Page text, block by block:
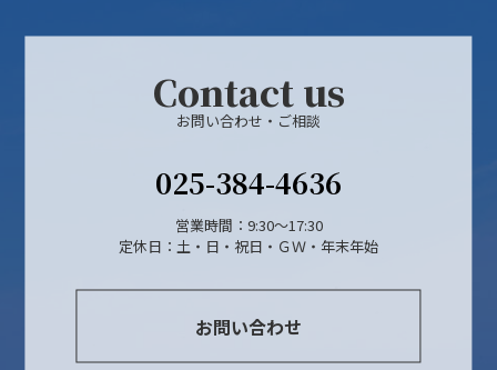
Contact us
お問い合わせ・ご相談
025-384-4636
営業時間：9:30～17:30
定休日：土・日・祝日・ＧＷ・年末年始
お問い合わせ